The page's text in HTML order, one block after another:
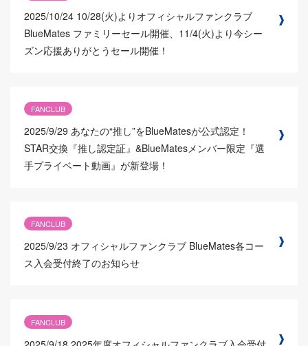
2025/10/24 10/28(火)よりオフィシャルファンクラブ
BlueMates ファミリーセール開催、11/4(火)より今シー
ズン応援ありがとうセール開催！
FANCLUB
2025/9/29 あなたの“推し”をBlueMatesが公式認定！
STAR交換『推し認定証』&BlueMatesメンバー限定『選
手プライベート動画』が新登場！
FANCLUB
2025/9/23 オフィシャルファンクラブ BlueMates各コー
ス入会受付終了のお知らせ
FANCLUB